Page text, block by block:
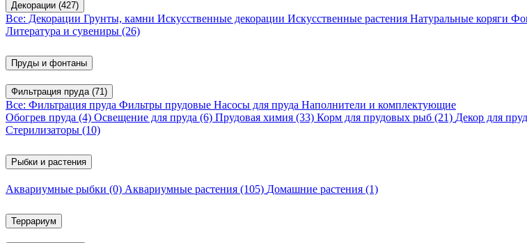
Декорации (427)
Все: Декорации Грунты, камни Искусственные декорации Искусственные растения Натуральные коряги
Литература и сувениры (26)
Пруды и фонтаны
Фильтрация пруда (71)
Все: Фильтрация пруда Фильтры прудовые Насосы для пруда Наполнители и комплектующие
Обогрев пруда (4) Освещение для пруда (6) Прудовая химия (33) Корм для прудовых рыб (21) Декор для
Стерилизаторы (10)
Рыбки и растения
Аквариумные рыбки (0) Аквариумные растения (105) Домашние растения (1)
Террариум